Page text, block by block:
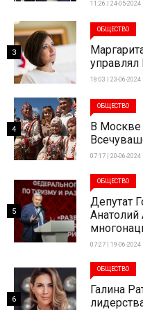
11:26 | 24-05-2024
ОБЩЕСТВО
18:03 | 23-06-2024
3
ОБЩЕСТВО
В
07:17 | 20-06-2024
4
ОБЩЕСТВО
Депутат
Анатолий
07:27 | 19-06-2024
5
ОБЩЕСТВО
Галина
6